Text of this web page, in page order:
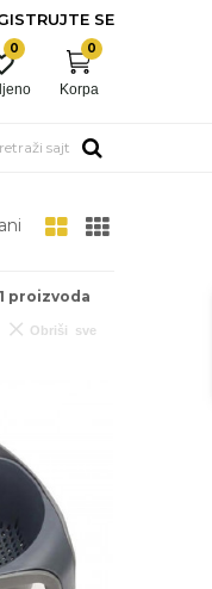
SE
Korpa
0
0
sajt
proizvoda
Obriši sve